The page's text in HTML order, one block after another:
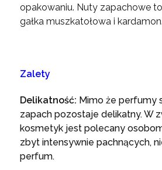
opakowaniu. Nuty zapachowe
gałka muszkatołowa i kardamon.
Zalety
Delikatność: Mimo że perfumy
zapach pozostaje delikatny. W
kosmetyk jest polecany
zbyt intensywnie pachnących,
perfum.